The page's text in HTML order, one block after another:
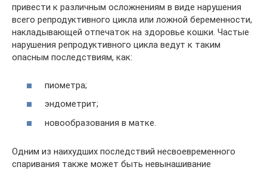
привести к различным осложнениям в виде нарушения
всего репродуктивного цикла или ложной беременности,
накладывающей отпечаток на здоровье кошки. Частые
нарушения репродуктивного цикла ведут к таким
опасным последствиям, как:
пиометра;
эндометрит;
новообразования в матке.
Одним из наихудших последствий несвоевременного
спаривания также может быть невынашивание